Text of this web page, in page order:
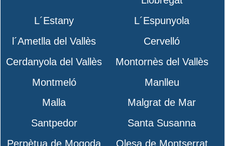
L´Estany
L´Espunyola
l´Ametlla del Vallès
Cervelló
Cerdanyola del Vallès
Montornès del Vallès
Montmeló
Manlleu
Malla
Malgrat de Mar
Santpedor
Santa Susanna
Perpètua de Mogoda
Olesa de Montserrat